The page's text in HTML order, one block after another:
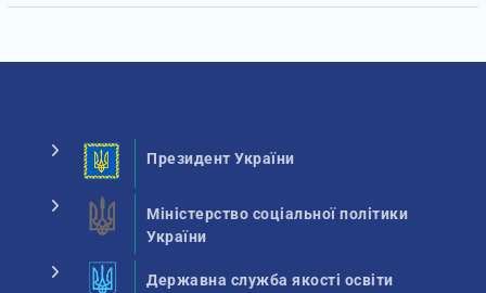
Президент України
Міністерство соціальної політики
України
Державна служба якості освіти